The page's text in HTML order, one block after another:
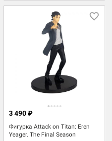
Фигурка Attack on Titan: Eren
Yeager. The Final Season
3 490 ₽